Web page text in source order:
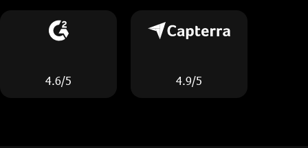
4.6/5 4.9/5